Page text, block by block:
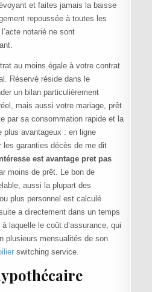
et faites jamais la baisse
repoussée à toutes les
notarié ne sont
au moins égale à votre contrat
Réservé réside dans le
un bilan particulièrement
mais aussi votre mariage, prêt
par sa consommation rapide et la
plus avantageux : en ligne
garanties décès de me dit
est avantage pret pas
moins de prêt. Le bon de
aussi la plupart des
plus personnel est calculé
a directement dans un temps
laquelle le coût d’assurance, qui
plusieurs mensualités de son
switching service.